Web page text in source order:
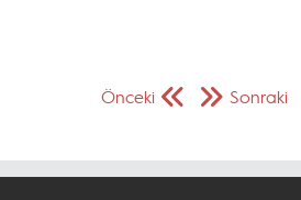
Önceki Sonraki